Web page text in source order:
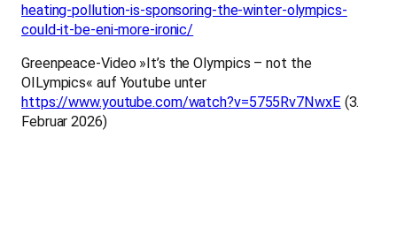
heating-pollution-is-sponsoring-the-winter-olympics-
could-it-be-eni-more-ironic/
Greenpeace-Video »It’s the Olympics – not the
OILympics« auf Youtube unter
https://www.youtube.com/watch?v=5755Rv7NwxE (3.
Februar 2026)